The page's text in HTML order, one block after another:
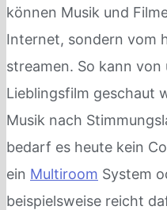
können Musik und
Internet, sondern vom
streamen. So kann von
Lieblingsfilm geschaut
Musik nach
bedarf es heute kein
ein Multiroom System
beispielsweise reicht